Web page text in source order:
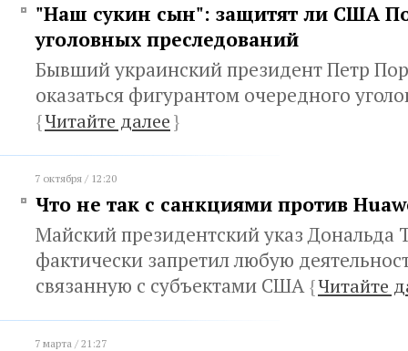
"Наш сукин сын": защитят ли США
уголовных преследований
Бывший украинский президент Петр
оказаться фигурантом очередного
{Читайте далее}
7 октября / 12:20
Что не так с санкциями против
Майский президентский указ Дональда
фактически запретил любую
связанную с субъектами США{Читайте
7 марта / 21:27